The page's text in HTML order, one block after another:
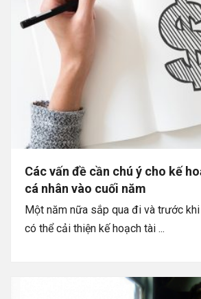
Các vấn đề cần chú ý cho kế
cá nhân vào cuối năm
Một năm nữa sắp qua đi và trước
có thể cải thiện kế hoạch tài ...